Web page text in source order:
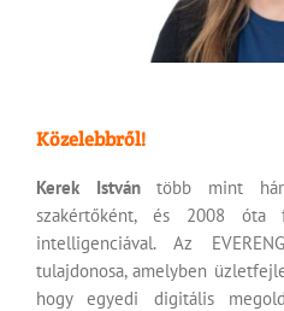
Közelebbről!
Kerek Istvántöbb mint
szakértőként, és 2008 óta
intelligenciával. Az
tulajdonosa, amelyben
hogy egyedi digitális